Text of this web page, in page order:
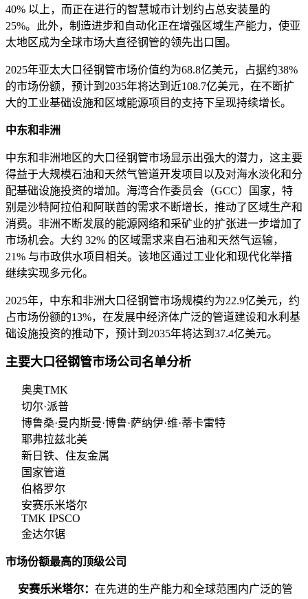
40% 以上，而正在进行的智慧城市计划约占总安装量的
25%。此外，制造进步和自动化正在增强区域生产能力，使亚
太地区成为全球市场大直径钢管的领先出口国。
2025年亚太大口径钢管市场价值约为68.8亿美元，占据约38%
的市场份额，预计到2035年将达到近108.7亿美元，在不断扩
大的工业基础设施和区域能源项目的支持下呈现持续增长。
中东和非洲
中东和非洲地区的大口径钢管市场显示出强大的潜力，这主要
得益于大规模石油和天然气管道开发项目以及对海水淡化和分
配基础设施投资的增加。海湾合作委员会（GCC）国家，特
别是沙特阿拉伯和阿联酋的需求不断增长，推动了区域生产和
消费。非洲不断发展的能源网络和采矿业的扩张进一步增加了
市场机会。大约 32% 的区域需求来自石油和天然气运输，
21% 与市政供水项目相关。该地区通过工业化和现代化举措
继续实现多元化。
2025年，中东和非洲大口径钢管市场规模约为22.9亿美元，约
占市场份额的13%，在发展中经济体广泛的管道建设和水利基
础设施投资的推动下，预计到2035年将达到37.4亿美元。
主要大口径钢管市场公司名单分析
奥奥TMK
切尔·派普
博鲁桑·曼内斯曼·博鲁·萨纳伊·维·蒂卡雷特
耶弗拉兹北美
新日铁、住友金属
国家管道
伯格罗尔
安赛乐米塔尔
TMK IPSCO
金达尔锯
市场份额最高的顶级公司
安赛乐米塔尔： 在先进的生产能力和全球范围内广泛的管